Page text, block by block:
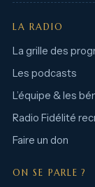
LA RADIO
La grille des
Les podcasts
L’équipe & les
Radio Fidélité
Faire un don
ON SE PARLE ?